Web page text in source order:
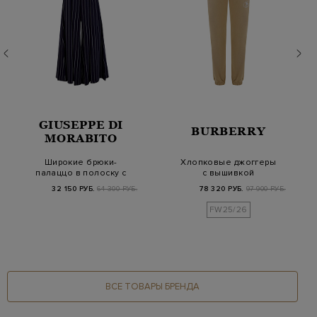
GIUSEPPE DI
MORABITO
Широкие брюки-
палаццо в полоску с
фактурными
защипами
32 150 РУБ. 64 300 РУБ.
BURBERRY
Хлопковые джоггеры
с вышивкой
Equestrian Knight
Design
78 320 РУБ. 97 900 РУБ.
FW25/26
ВСЕ ТОВАРЫ БРЕНДА